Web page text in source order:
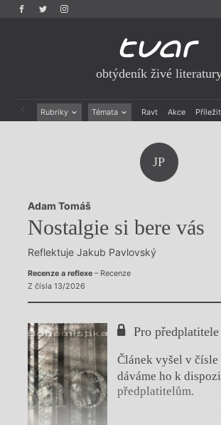
obtýdeník živé
Rubriky Témata Ravt Akce
Rozhovory
Dokument
Výroční ceny
JP
Adam Tomáš
Nostalgie si bere vás
Reflektuje Jakub Pavlovský
Recenze a reflexe– Recenze
Z čísla 13/2026
Pro předplatitele
Článek vyšel v čísle
dáváme ho k
předplatitelům.